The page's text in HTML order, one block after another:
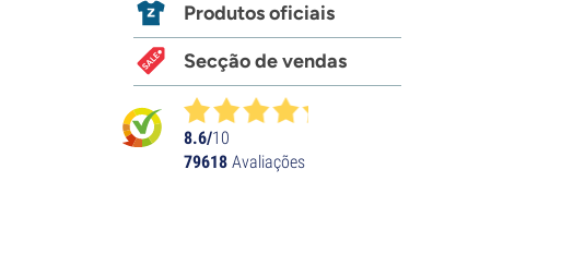
Produtos oficiais
Secção de vendas
8.6/10
79618 Avaliações